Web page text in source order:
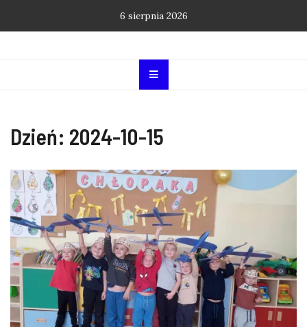
6 sierpnia 2026
Dzień: 2024-10-15